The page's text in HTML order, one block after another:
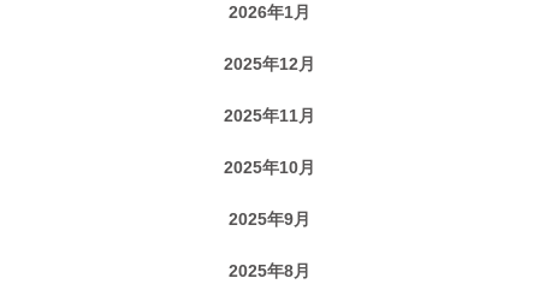
2026年1月
2025年12月
2025年11月
2025年10月
2025年9月
2025年8月